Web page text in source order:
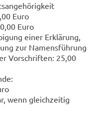
Euro
Euro
einer Erklärung,
zur Namensführung
Vorschriften: 25,00
wenn gleichzeitig